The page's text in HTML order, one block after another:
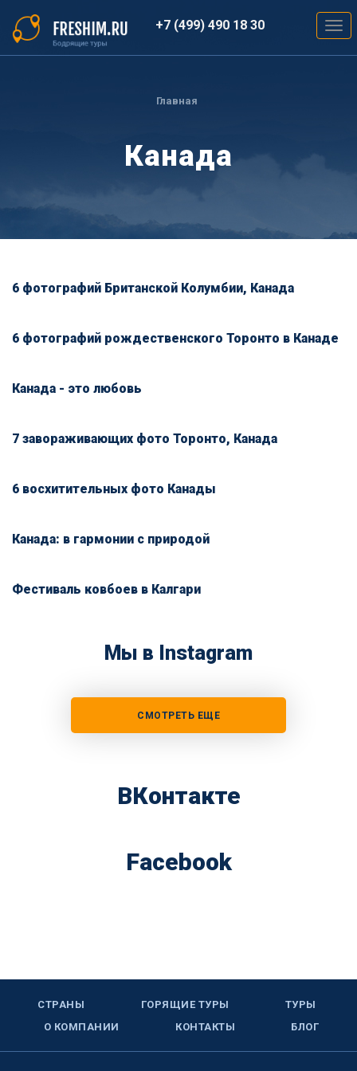
основному
содержанию
+7 (499) 490 18 30
Главная
Канада
6 фотографий Британской Колумбии, Канада
6 фотографий рождественского Торонто в Канаде
Канада - это любовь
7 завораживающих фото Торонто, Канада
6 восхитительных фото Канады
Канада: в гармонии с природой
Фестиваль ковбоев в Калгари
Мы в Instagram
СМОТРЕТЬ ЕЩЕ
ВКонтакте
Facebook
СТРАНЫ ГОРЯЩИЕ ТУРЫ
ТУРЫ
О КОМПАНИИ
КОНТАКТЫ БЛОГ